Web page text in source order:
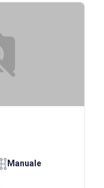
Manuale